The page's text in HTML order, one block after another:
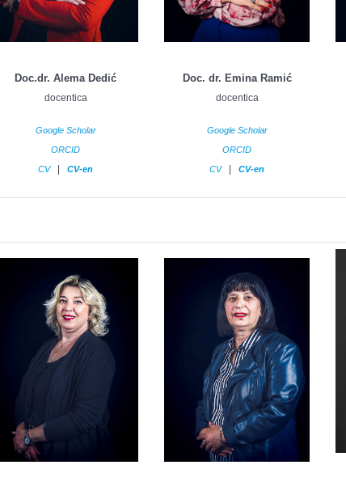
Doc.dr. Alema Dedić
docentica
Google Scholar
ORCID
CV| CV-en
Doc. dr. Emina Ramić
docentica
Google Scholar
ORCID
CV| CV-en